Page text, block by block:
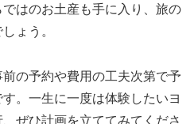
はのお土産も手に入り、旅の
ょう。
の予約や費用の工夫次第で予
。一生に一度は体験したいヨ
ぜひ計画を立ててみてくださ